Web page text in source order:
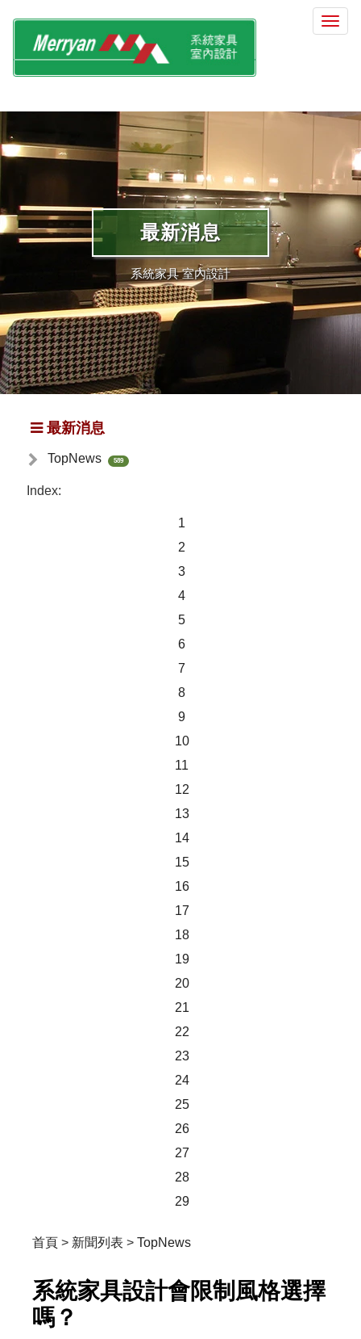
選
最新消息
系統家具 室內設計
最新消息
TopNews 589
Index:
1
2
3
4
5
6
7
8
9
10
11
12
13
14
15
16
17
18
19
20
21
22
23
24
25
26
27
28
29
首頁 > 新聞列表 > TopNews
系統家具設計會限制風格選擇
嗎？